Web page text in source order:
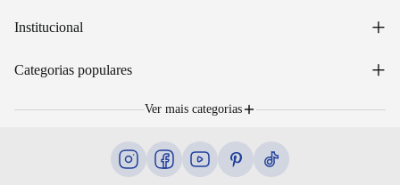
Acompanhar pedido
Email: sac@lojasunilar.com.br
Institucional +
Política de entregas
Portal de Vagas
Categorias populares +
Ver mais categorias